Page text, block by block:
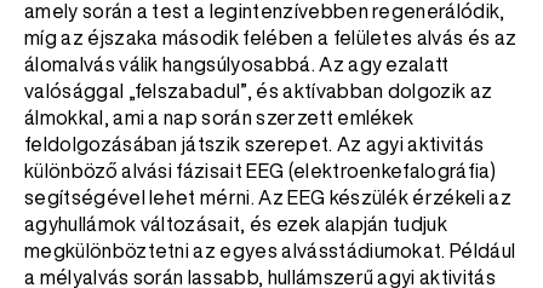
amely során a test a legintenzívebben regenerálódik,
míg az éjszaka második felében a felületes alvás és az
álomalvás válik hangsúlyosabbá. Az agy ezalatt
valósággal „felszabadul”, és aktívabban dolgozik az
álmokkal, ami a nap során szerzett emlékek
feldolgozásában játszik szerepet. Az agyi aktivitás
különböző alvási fázisait EEG (elektroenkefalográfia)
segítségével lehet mérni. Az EEG készülék érzékeli az
agyhullámok változásait, és ezek alapján tudjuk
megkülönböztetni az egyes alvásstádiumokat. Például
a mélyalvás során lassabb, hullámszerű agyi aktivitás